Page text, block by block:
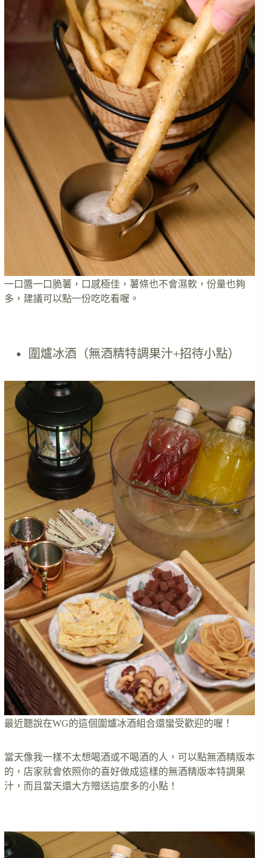
一口醬一口脆薯，口感極佳，薯條也不會濕軟，份量也夠
多，建議可以點一份吃吃看喔。
圍爐冰酒（無酒精特調果汁+招待小點）
最近聽說在WG的這個圍爐冰酒組合還蠻受歡迎的喔！
當天像我一樣不太想喝酒或不喝酒的人，可以點無酒精版本
的，店家就會依照你的喜好做成這樣的無酒精版本特調果
汁，而且當天還大方贈送這麼多的小點！